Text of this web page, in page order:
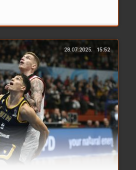
28.07.2025. 15:52